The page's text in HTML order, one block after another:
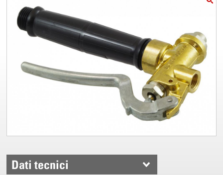
Dati tecnici